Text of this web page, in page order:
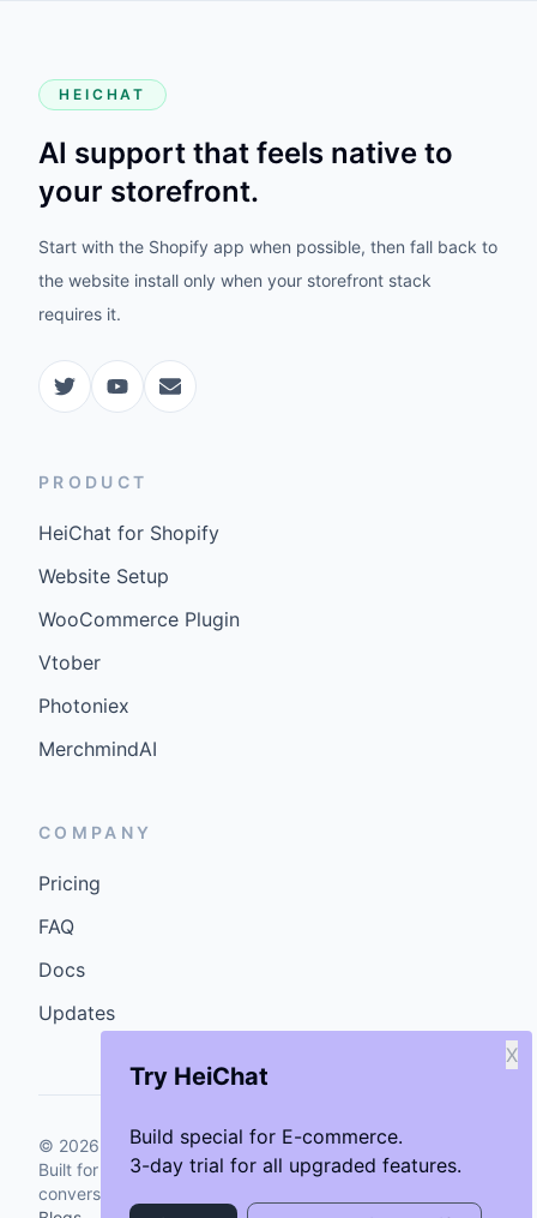
Try HeiChat
Build special for E-commerce.
3-day trial for all upgraded features.
X
HEICHAT
AI support that feels native to
your storefront.
Start with the Shopify app when possible, then fall back to
the website install only when your storefront stack
requires it.
PRODUCT
HeiChat for Shopify
Website Setup
WooCommerce Plugin
Vtober
Photoniex
MerchmindAI
COMPANY
Pricing
FAQ
Docs
Updates
© 2026 GenCybers Inc. All rights reserved.
Built for storefronts that want faster answers and cleaner
conversions.